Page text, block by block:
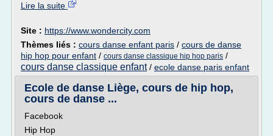
Lire la suite
Site : https://www.wondercity.com
Thèmes liés : cours danse enfant paris / cours de danse
hip hop pour enfant / cours danse classique hip hop paris /
cours danse classique enfant/ ecole danse paris enfant
Ecole de danse Liège, cours de hip hop,
cours de danse ...
Facebook
Hip Hop